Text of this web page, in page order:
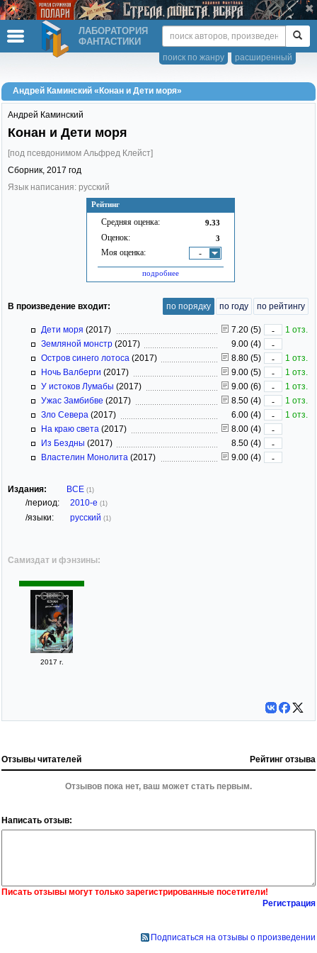
ЛАБОРАТОРИЯ
ФАНТАСТИКИ
расширенный
поиск по жанру
Андрей Каминский «Конан и Дети моря»
Рейтинг
Средняя оценка: 9.33
Оценок: 3
Моя оценка: -
подробнее
Андрей Каминский
Конан и Дети моря
[под псевдонимом Альфред Клейст]
Сборник, 2017 год
Язык написания: русский
В произведение входит: по порядку по году по рейтингу
Дети моря (2017) 7.20 (5) -
1 отз.
Земляной монстр (2017) 9.00 (4)
-
Остров синего лотоса (2017) 8.80 (5) -
1 отз.
Ночь Валберги (2017) 9.00 (5) -
1 отз.
У истоков Лумабы (2017) 9.00 (6) -
1 отз.
Ужас Замбибве (2017) 8.50 (4) -
1 отз.
Зло Севера (2017) 6.00 (4) -
1 отз.
На краю света (2017) 8.00 (4)
-
Из Бездны (2017) 8.50 (4)
-
Властелин Монолита (2017) 9.00 (4) -
Издания: ВСЕ (1)
/период: 2010-е (1)
/языки: русский (1)
Самиздат и фэнзины:
2017 г.
Отзывы читателей Рейтинг отзыва
Отзывов пока нет, ваш может стать первым.
Написать отзыв:
Писать отзывы могут только зарегистрированные посетители!
Регистрация
Подписаться на отзывы о произведении